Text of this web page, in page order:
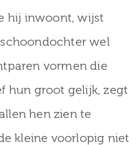
hij inwoont, wijst
wel
vormen die
hun groot gelijk, zegt
hen zien te
kleine voorlopig niet